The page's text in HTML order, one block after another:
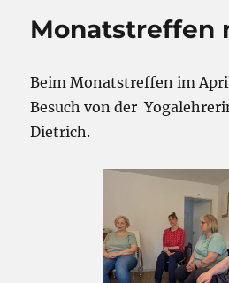
Monatstreffen
Beim Monatstreffen im
Besuch von der
Dietrich.